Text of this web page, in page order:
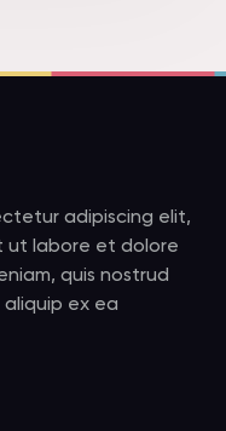
adipiscing elit,
ut labore et dolore
quis nostrud
ex ea